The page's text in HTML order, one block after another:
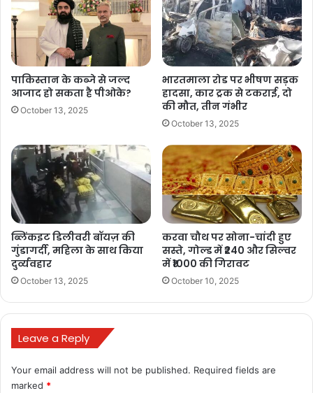
कार्यकारिणी:
और इसे सफलता से पूरा करने के लिए निर्देशित करता है।
पाकिस्तान के कब्जे से जल्द
आजाद हो सकता है पीओके?
October 13, 2025
भारतमाला रोड पर भीषण सड़क
हादसा, कार ट्रक से टकराई, दो
की मौत, तीन गंभीर
October 13, 2025
ब्लिंकइट डिलीवरी बॉयज़ की
गुंडागर्दी, महिला के साथ किया
दुर्व्यवहार
October 13, 2025
करवा चौथ पर सोना-चांदी हुए
सस्ते, गोल्ड में ₹240 और सिल्वर
में ₹1000 की गिरावट
October 10, 2025
Leave a Reply
Your email address will not be published. Required fields are
marked *